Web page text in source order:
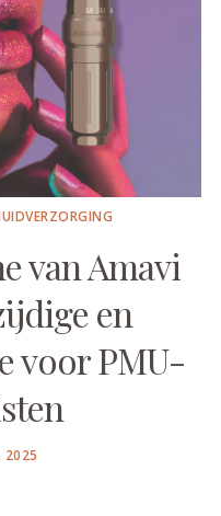
van Amavi
en
voor PMU-
2025